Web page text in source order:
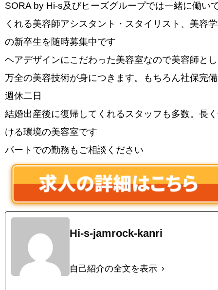
SORA by Hi-s及びヒーズグループでは一緒に働い
くれる美容師アシスタント・スタイリスト、美容
の新卒生を随時募集中です
ヘアデザインにこだわった美容室なので美容師と
万全の美容技術が身につきます。もちろん社保完
週休二日
結婚出産後に復帰してくれるスタッフも多数。長
ける環境の美容室です
パートでの勤務もご相談ください
Hi-s-jamrock-kanri
自己紹介の全文を表示